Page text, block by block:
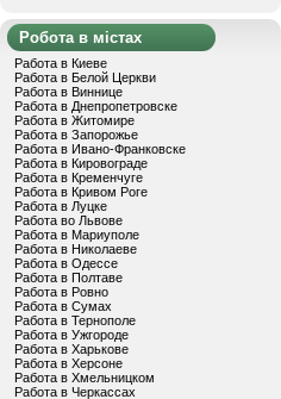
Робота в містах
Работа в Киеве
Работа в Белой Церкви
Работа в Виннице
Работа в Днепропетровске
Работа в Житомире
Работа в Запорожье
Работа в Ивано-Франковске
Работа в Кировограде
Работа в Кременчуге
Работа в Кривом Роге
Работа в Луцке
Работа во Львове
Работа в Мариуполе
Работа в Николаеве
Работа в Одессе
Работа в Полтаве
Работа в Ровно
Работа в Сумах
Работа в Тернополе
Работа в Ужгороде
Работа в Харькове
Работа в Херсоне
Работа в Хмельницком
Работа в Черкассах